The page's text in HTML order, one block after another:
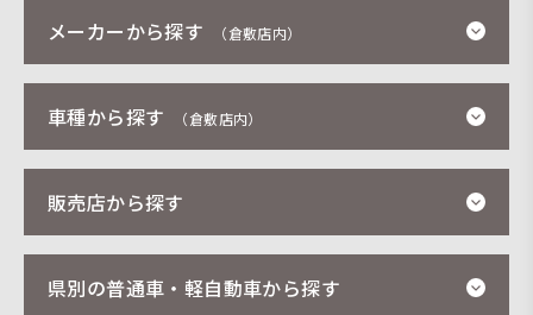
メーカーから探す （倉敷店内）
車種から探す （倉敷店内）
販売店から探す
県別の普通車・軽自動車から探す